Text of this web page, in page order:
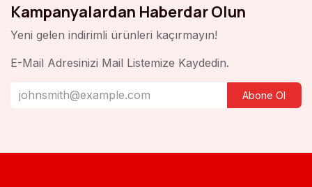
Kampanyalardan Haberdar Olun
Yeni gelen indirimli ürünleri kaçırmayın!
E-Mail Adresinizi Mail Listemize Kaydedin.
Abone Ol